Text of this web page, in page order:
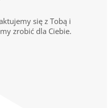
się z Tobą i
zrobić dla Ciebie.